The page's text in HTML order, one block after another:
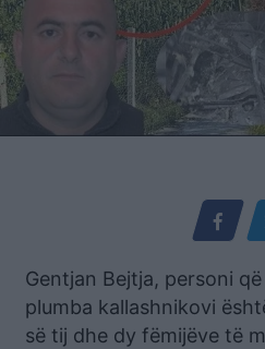
Gentjan Bejtja, personi
plumba kallashnikovi
së tij dhe dy fëmijëve të